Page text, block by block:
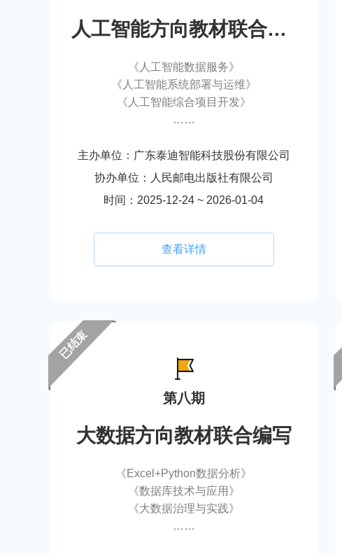
人工智能方向教材联合编写
《人工智能数据服务》
《人工智能系统部署与运维》
《人工智能综合项目开发》
……
主办单位：广东泰迪智能科技股份有限公司
协办单位：人民邮电出版社有限公司
时间：2025-12-24 ~ 2026-01-04
查看详情
第八期
大数据方向教材联合编写
《Excel+Python数据分析》
《数据库技术与应用》
《大数据治理与实践》
……
已结束